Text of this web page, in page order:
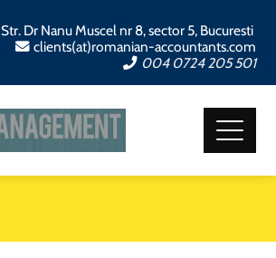
Str. Dr Nanu Muscel nr 8, sector 5, Bucuresti
clients(at)romanian-accountants.com
004 0724 205 501